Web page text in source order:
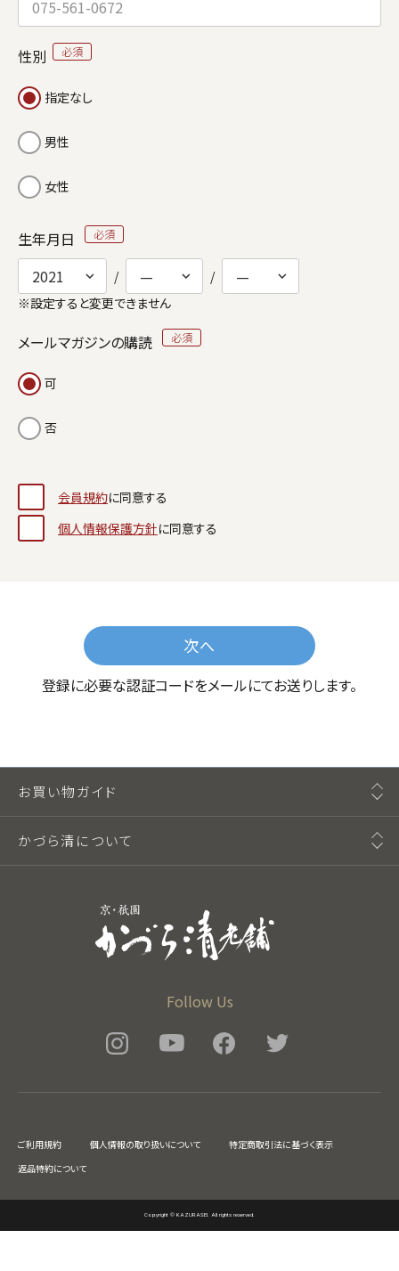
性別
指定なし
男性
女性
生年月日
※設定すると変更できません
メールマガジンの購読
可
否
会員規約に同意する
個人情報保護方針に同意する
次へ
登録に必要な認証コードをメールにてお送りします。
Follow Us
お買い物ガイド
かづら清について
ご利用規約 個人情報の取り扱いについて
特定商取引法に基づく表示
返品特約について
Copyright © KAZURASEI. All rights reserved.